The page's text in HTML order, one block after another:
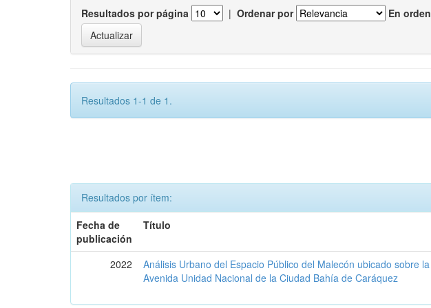
Resultados por página | Ordenar por En orden
Resultados 1-1 de 1.
Resultados por ítem:
Fecha de
publicación
Título
2022
Análisis Urbano del Espacio Público del Malecón ubicado sobre la
Avenida Unidad Nacional de la Ciudad Bahía de Caráquez